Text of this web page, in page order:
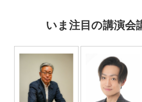
いま注目の講演会